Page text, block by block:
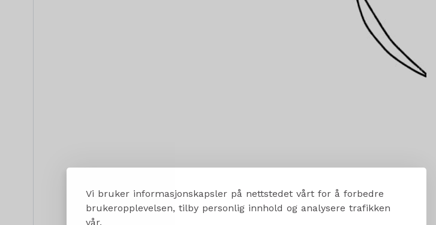
Vi bruker informasjonskapsler på nettstedet vårt for å forbedre
brukeropplevelsen, tilby personlig innhold og analysere trafikken
vår.